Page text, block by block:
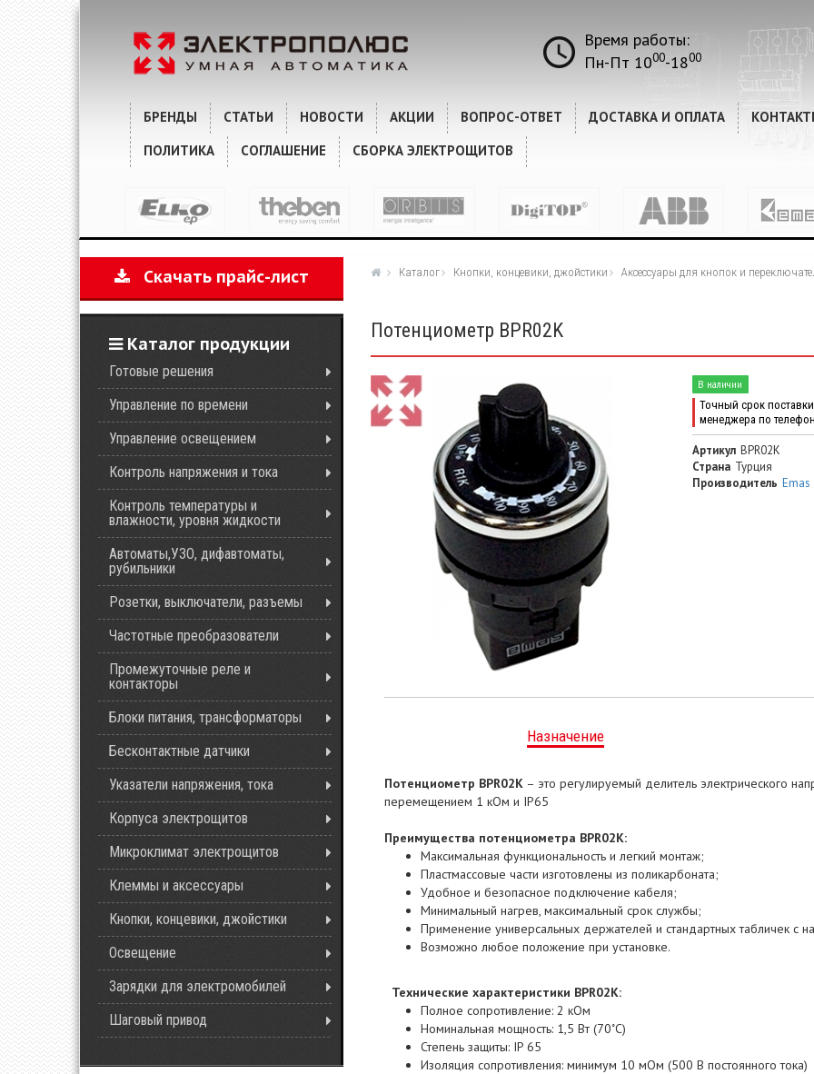
Время работы:
Пн-Пт 1000-1800
БРЕНДЫ СТАТЬИ НОВОСТИ АКЦИИ ВОПРОС-ОТВЕТ ДОСТАВКА И ОПЛАТА
ПОЛИТИКА
СОГЛАШЕНИЕ СБОРКА ЭЛЕКТРОЩИТОВ
Скачать прайс-лист
Каталог продукции
Готовые решения
Управление по времени
Управление освещением
Контроль напряжения и тока
Контроль температуры и
влажности, уровня жидкости
Автоматы,УЗО, дифавтоматы,
рубильники
Розетки, выключатели, разъемы
Частотные преобразователи
Промежуточные реле и
контакторы
Блоки питания, трансформаторы
Бесконтактные датчики
Указатели напряжения, тока
Корпуса электрощитов
Микроклимат электрощитов
Клеммы и аксессуары
Кнопки, концевики, джойстики
Освещение
Зарядки для электромобилей
Шаговый привод
Каталог Кнопки, концевики, джойстики Аксессуары для кнопок и
Потенциометр BPR02K
В наличии
Точный срок поставки
менеджера по
Артикул BPR02K
Страна Турция
Производитель Emas
Назначение
Потенциометр BPR02K – это регулируемый делитель электрического
перемещением 1 кОм и IP65
Преимущества потенциометра BPR02K:
Максимальная функциональность и легкий монтаж;
Пластмассовые части изготовлены из поликарбоната;
Удобное и безопасное подключение кабеля;
Минимальный нагрев, максимальный срок службы;
Применение универсальных держателей и стандартных табличек с
Возможно любое положение при установке.
Технические характеристики BPR02K:
Полное сопротивление: 2 кОм
Номинальная мощность: 1,5 Вт (70˚C)
Степень защиты: IP 65
Изоляция сопротивления: минимум 10 мОм (500 В постоянного тока)